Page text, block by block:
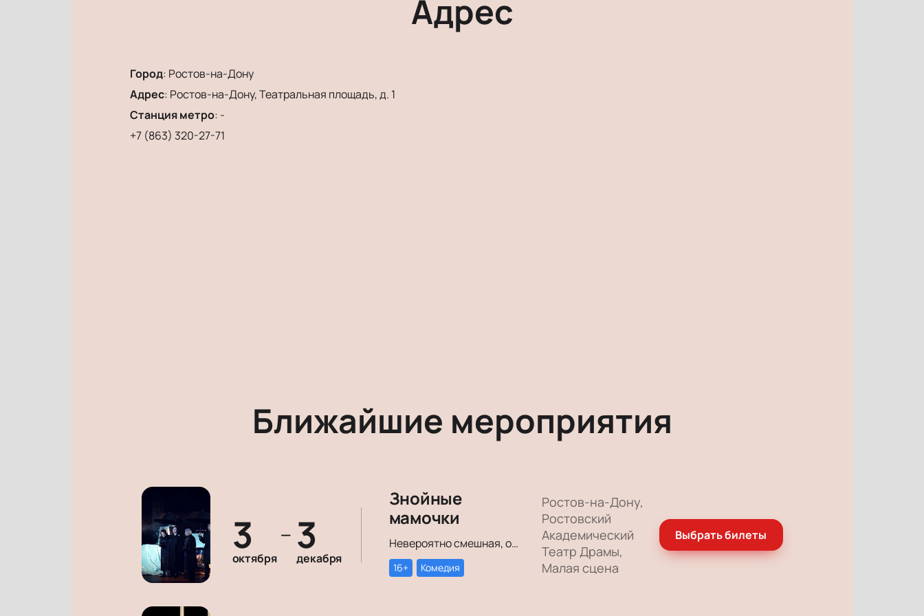
Адрес
Город: Ростов-на-Дону
Адрес: Ростов-на-Дону, Театральная площадь, д. 1
Станция метро: -
+7 (863) 320-27-71
Ближайшие мероприятия
3
октября
— 3
декабря
Знойные
мамочки
Невероятно смешная, озорная, зажигательная комедия – о том, как две прекрасные леди степенного возраста вовсе не торопятся остепеняться, и подают своим уже взрослым детям отличный пример, как жить на полную катушку.
16+ Комедия
Ростов-на-Дону,
Ростовский
Академический
Театр Драмы,
Малая сцена
Выбрать билеты